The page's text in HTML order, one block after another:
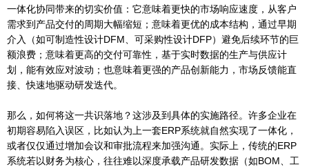
一体化协同带来的切实价值：它意味着更快的市场响应速度，从客户
需求到产品交付的周期大幅缩短；意味着更优的成本结构，通过早期
介入（如可制造性设计DFM、可采购性设计DFP）避免后续环节的巨
额浪费；意味着更高的交付可靠性，基于实时数据的生产与供应计
划，能有效应对波动；也意味着更强的产品创新能力，市场反馈能直
接、快速地驱动研发迭代。
那么，如何将这一共识落地？这涉及到具体的实施路径。许多企业在
初期容易陷入误区，比如认为上一套ERP系统就自然实现了一体化，
或者仅仅通过增加会议和审批流程来加强沟通。实际上，传统的ERP
系统若以财务为核心，往往难以深度承载产品研发数据（如BOM、工